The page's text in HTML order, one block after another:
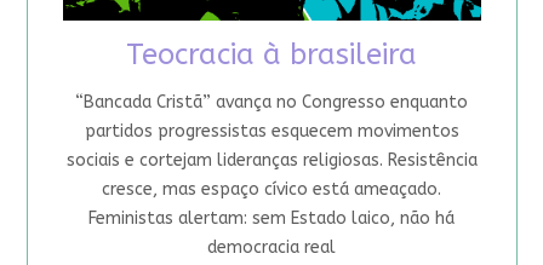
Teocracia à brasileira
“Bancada Cristã” avança no Congresso enquanto
partidos progressistas esquecem movimentos
sociais e cortejam lideranças religiosas. Resistência
cresce, mas espaço cívico está ameaçado.
Feministas alertam: sem Estado laico, não há
democracia real